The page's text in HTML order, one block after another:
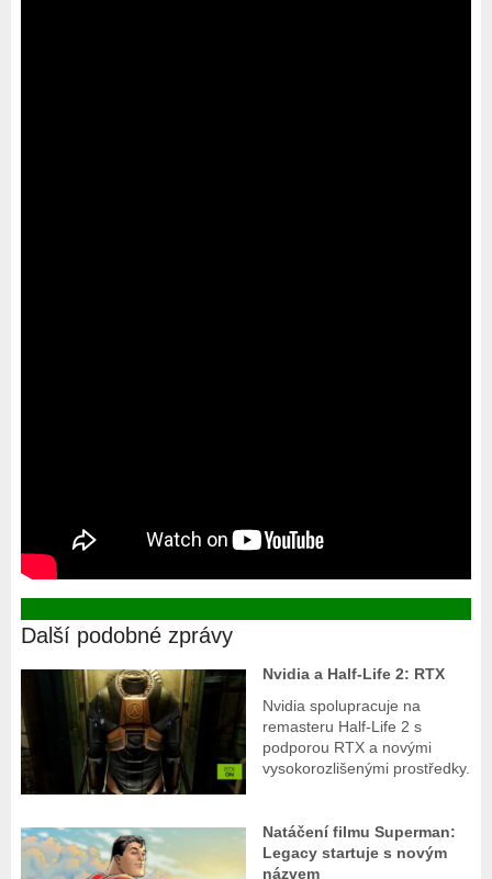
Další podobné zprávy
Nvidia a Half-Life 2: RTX
Nvidia spolupracuje na
remasteru Half-Life 2 s
podporou RTX a novými
vysokorozlišenými prostředky.
Natáčení filmu Superman:
Legacy startuje s novým
názvem